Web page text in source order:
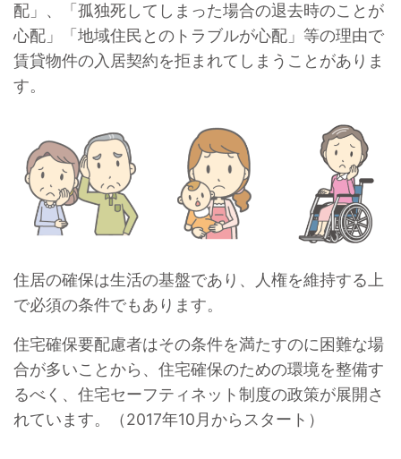
配」、「孤独死してしまった場合の退去時のことが
心配」「地域住民とのトラブルが心配」等の理由で
賃貸物件の入居契約を拒まれてしまうことがありま
す。
住居の確保は生活の基盤であり、人権を維持する上
で必須の条件でもあります。
住宅確保要配慮者はその条件を満たすのに困難な場
合が多いことから、住宅確保のための環境を整備す
るべく、住宅セーフティネット制度の政策が展開さ
れています。（2017年10月からスタート）